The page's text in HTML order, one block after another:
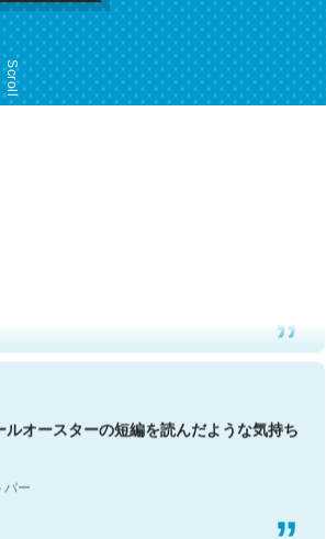
Scroll
凄く思う。英語少しでも読める人は原文
Go. Then Covid hit. Shit.
オースターの短編を読んだような気持ち
ー